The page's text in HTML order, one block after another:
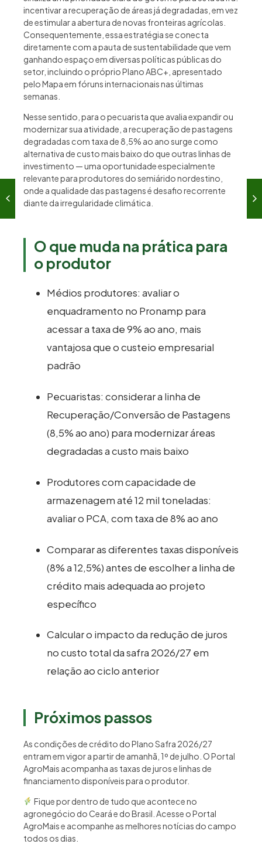
incentivar a recuperação de áreas já degradadas, em vez
de estimular a abertura de novas fronteiras agrícolas.
Consequentemente, essa estratégia se conecta
diretamente com a pauta de sustentabilidade que vem
ganhando espaço em diversas políticas públicas do
setor, incluindo o próprio Plano ABC+, apresentado
pelo Mapa em fóruns internacionais nas últimas
semanas.
Nesse sentido, para o pecuarista que avalia expandir ou
modernizar sua atividade, a recuperação de pastagens
degradadas com taxa de 8,5% ao ano surge como
alternativa de custo mais baixo do que outras linhas de
investimento — uma oportunidade especialmente
relevante para produtores do semiárido nordestino,
onde a qualidade das pastagens é desafio recorrente
diante da irregularidade climática.
O que muda na prática para
o produtor
Médios produtores: avaliar o
enquadramento no Pronamp para
acessar a taxa de 9% ao ano, mais
vantajosa que o custeio empresarial
padrão
Pecuaristas: considerar a linha de
Recuperação/Conversão de Pastagens
(8,5% ao ano) para modernizar áreas
degradadas a custo mais baixo
Produtores com capacidade de
armazenagem até 12 mil toneladas:
avaliar o PCA, com taxa de 8% ao ano
Comparar as diferentes taxas disponíveis
(8% a 12,5%) antes de escolher a linha de
crédito mais adequada ao projeto
específico
Calcular o impacto da redução de juros
no custo total da safra 2026/27 em
relação ao ciclo anterior
Próximos passos
As condições de crédito do Plano Safra 2026/27
entram em vigor a partir de amanhã, 1º de julho. O Portal
AgroMais acompanha as taxas de juros e linhas de
financiamento disponíveis para o produtor.
Fique por dentro de tudo que acontece no
agronegócio do Ceará e do Brasil. Acesse o Portal
AgroMais e acompanhe as melhores notícias do campo
todos os dias.